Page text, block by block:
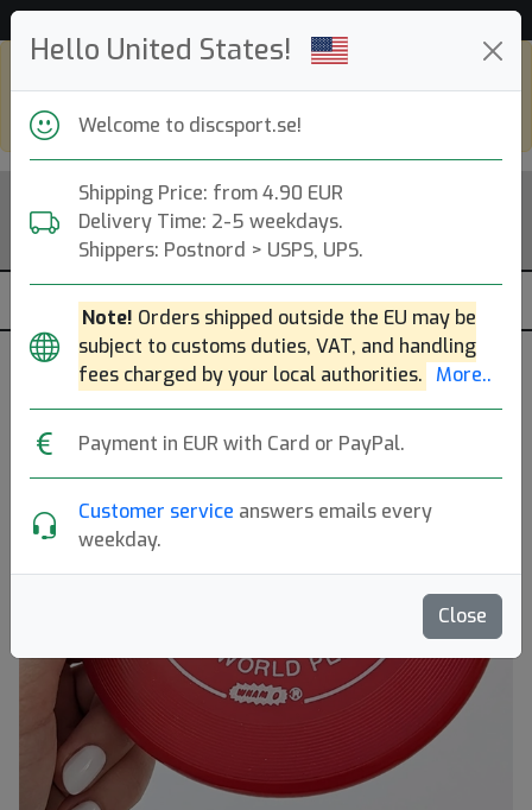
Hello United States!
Welcome to discsport.se!
Shipping Price: from 4.90 EUR
Delivery Time: 2-5 weekdays.
Shippers: Postnord > USPS, UPS.
Note! Orders shipped outside the EU may be
subject to customs duties, VAT, and handling
fees charged by your local authorities. More..
Payment in EUR with Card or PayPal.
Customer service answers emails every
weekday.
Close
go todiscsport.com